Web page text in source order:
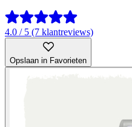
4.0 / 5 (7 klantreviews)
Opslaan in Favorieten